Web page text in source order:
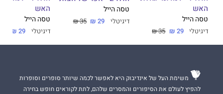
האש
טסה הייל
דיגיטלי 29 ₪
35 ₪
טסה הייל
דיגיטלי 29 ₪
35 ₪
האש
טסה הייל
דיגיטלי 29 ₪
משימת העל של אינדיבוק היא לאפשר לכמה שיותר סופרים וסופרות
להפיץ לעולם את הסיפורים והמסרים שלהם, לתת לקוראים חופש בחירה